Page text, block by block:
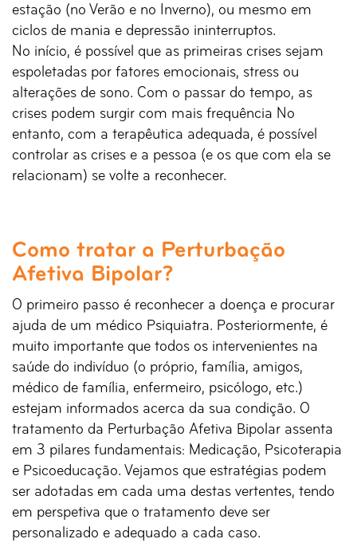
estação (no Verão e no Inverno), ou mesmo em
ciclos de mania e depressão ininterruptos.
No início, é possível que as primeiras crises sejam
espoletadas por fatores emocionais, stress ou
alterações de sono. Com o passar do tempo, as
crises podem surgir com mais frequência No
entanto, com a terapêutica adequada, é possível
controlar as crises e a pessoa (e os que com ela se
relacionam) se volte a reconhecer.
Como tratar a Perturbação
Afetiva Bipolar?
O primeiro passo é reconhecer a doença e procurar
ajuda de um médico Psiquiatra. Posteriormente, é
muito importante que todos os intervenientes na
saúde do indivíduo (o próprio, família, amigos,
médico de família, enfermeiro, psicólogo, etc.)
estejam informados acerca da sua condição. O
tratamento da Perturbação Afetiva Bipolar assenta
em 3 pilares fundamentais: Medicação, Psicoterapia
e Psicoeducação. Vejamos que estratégias podem
ser adotadas em cada uma destas vertentes, tendo
em perspetiva que o tratamento deve ser
personalizado e adequado a cada caso.